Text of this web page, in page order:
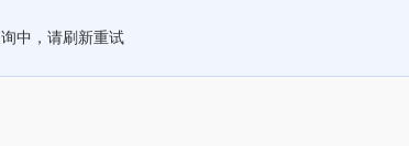
中，请刷新重试